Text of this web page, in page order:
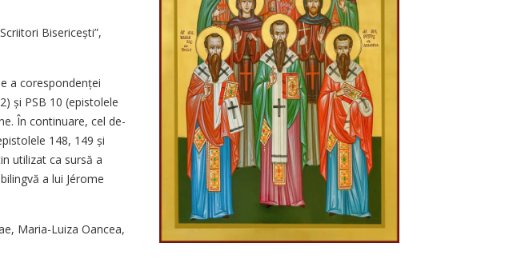
Biseri­cești”,
a corespondenței
și PSB 10 (epistolele
În continuare, cel de-
148, 149 și
utilizat ca sursă a
a lui Jérome
Maria-Luiza Oancea,